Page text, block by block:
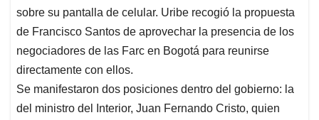
sobre su pantalla de celular. Uribe recogió la propuesta
de Francisco Santos de aprovechar la presencia de los
negociadores de las Farc en Bogotá para reunirse
directamente con ellos.
Se manifestaron dos posiciones dentro del gobierno: la
del ministro del Interior, Juan Fernando Cristo, quien